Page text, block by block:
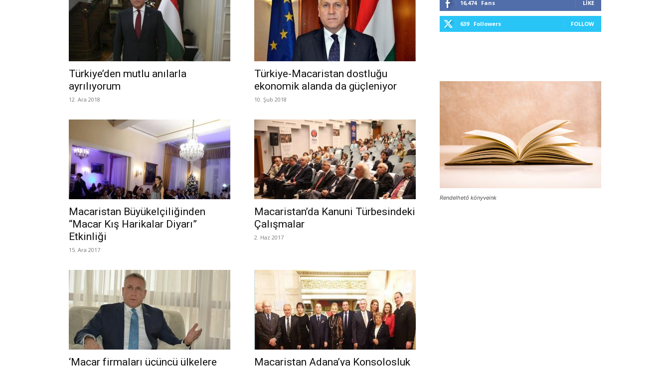
Türkiye’den mutlu anılarla
ayrılıyorum
12. Ara 2018
Türkiye-Macaristan dostluğu
ekonomik alanda da güçleniyor
10. Şub 2018
Macaristan Büyükelçiliğinden
“Macar Kış Harikalar Diyarı”
Etkinliği
15. Ara 2017
Macaristan’da Kanuni Türbesindeki
Çalışmalar
2. Haz 2017
‘Macar firmaları üçüncü ülkelere
Macaristan Adana’ya Konsolosluk
16,474 Fans LIKE
639 Followers FOLLOW
Rendelhető könyveink